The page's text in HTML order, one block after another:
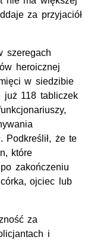
za przyjaciół
szeregach
heroicznej
w siedzibie
już 118 tabliczek
Podkreślił, że te
które
zakończeniu
ojciec lub
za
i